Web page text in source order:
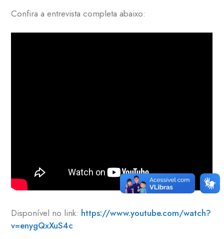
Confira a entrevista completa abaixo:
Disponível no link: https://www.youtube.com/watch?
v=enygQxXuS4c